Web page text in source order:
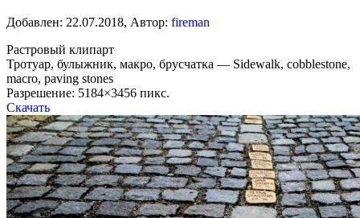
Добавлен: 22.07.2018, Автор: fireman
Растровый клипарт
Тротуар, булыжник, макро, брусчатка — Sidewalk, cobblestone,
macro, paving stones
Разрешение: 5184×3456 пикс.
Скачать